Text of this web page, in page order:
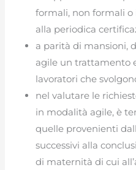
formali, non formali
alla periodica
a parità di mansioni,
agile un trattamento
lavoratori che
nel valutare le
in modalità agile, è
quelle provenienti
successivi alla
di maternità di cui